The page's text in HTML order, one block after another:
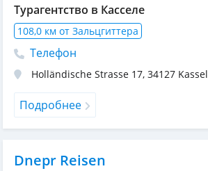
Турагентство в Касселе
108,0 км от Зальцгиттера
Телефон
Holländische Strasse 17, 34127 Kassel
Подробнее
Dnepr Reisen